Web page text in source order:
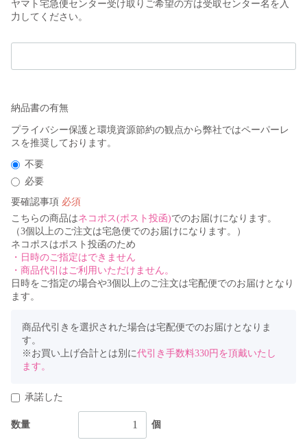
納品書の有無
不要
必要
要確認事項
こちらの商品はネコポス(ポスト投函)でのお届けになります。
​（3個以上のご注文は宅急便でのお届けになります。）
ネコポスはポスト投函のため
・日時のご指定はできません
・商品代引はご利用いただけません。
日時をご指定の場合や3個以上のご注文は宅配便でのお届けとなり
ます。
商品代引きを選択された場合は宅配便でのお届けとなりま
す。​
※お買い上げ合計とは別に代引き手数料330円を頂戴いたし
ます。
承諾した
数量 個